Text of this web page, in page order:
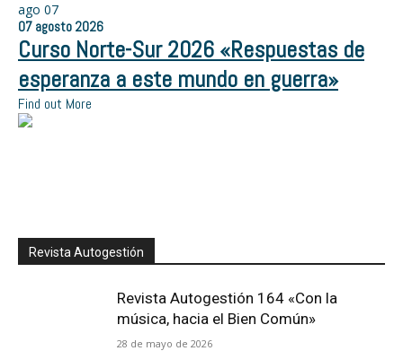
ago 07
07 agosto 2026
Curso Norte-Sur 2026 «Respuestas de
esperanza a este mundo en guerra»
Find out More
Revista Autogestión
Revista Autogestión 164 «Con la
música, hacia el Bien Común»
28 de mayo de 2026